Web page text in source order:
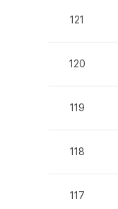
121
120
119
118
117